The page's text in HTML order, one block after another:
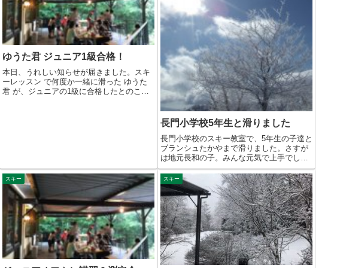
ゆうた君 ジュニア1級合格！
本日、うれしい知らせが届きました。スキ
ーレッスン で何度か一緒に滑った ゆうた
君 が、ジュニアの1級に合格したとのこ
長門小学校5年生と滑りました
長門小学校のスキー教室で、5年生の子達と
ブランシュたかやまで滑りました。さすが
は地元長和の子。みんな元気で上手でし
た。1...
スキー スキー